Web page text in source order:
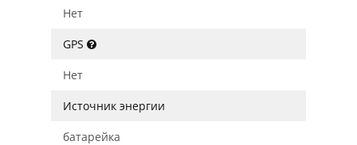
Нет
GPS
Нет
Источник энергии
батарейка